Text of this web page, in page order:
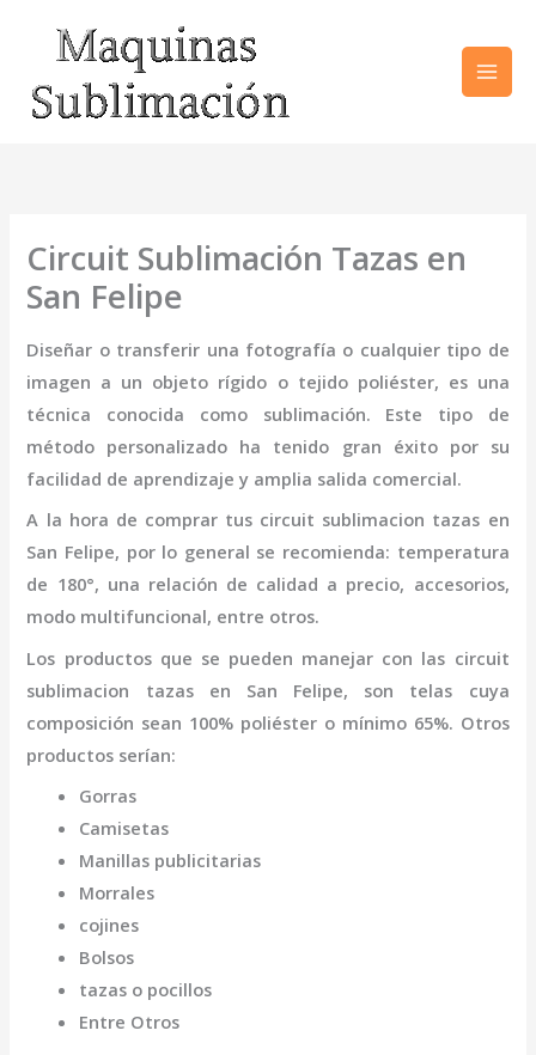
contenido
Circuit Sublimación Tazas en
San Felipe
Diseñar o transferir una fotografía o cualquier tipo de
imagen a un objeto rígido o tejido poliéster, es una
técnica conocida como sublimación. Este tipo de
método personalizado ha tenido gran éxito por su
facilidad de aprendizaje y amplia salida comercial.
A la hora de comprar tus circuit sublimacion tazas en
San Felipe, por lo general se recomienda: temperatura
de 180°, una relación de calidad a precio, accesorios,
modo multifuncional, entre otros.
Los productos que se pueden manejar con las circuit
sublimacion tazasen San Felipe, son telas cuya
composición sean 100% poliéster o mínimo 65%. Otros
productos serían:
Gorras
Camisetas
Manillas publicitarias
Morrales
cojines
Bolsos
tazas o pocillos
Entre Otros